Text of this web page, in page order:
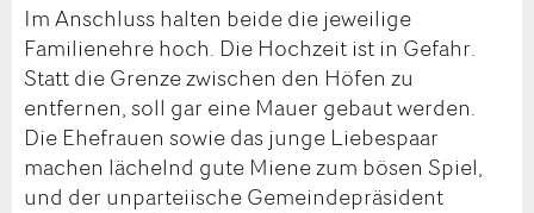
Im Anschluss halten beide die jeweilige
Familienehre hoch. Die Hochzeit ist in Gefahr.
Statt die Grenze zwischen den Höfen zu
entfernen, soll gar eine Mauer gebaut werden.
Die Ehefrauen sowie das junge Liebespaar
machen lächelnd gute Miene zum bösen Spiel,
und der unparteiische Gemeindepräsident